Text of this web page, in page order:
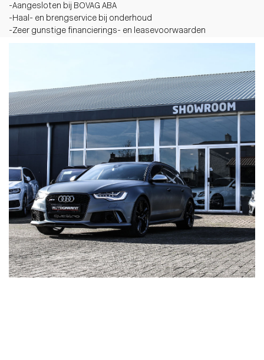
-Aangesloten bij BOVAG ABA
-Haal- en brengservice bij onderhoud
-Zeer gunstige financierings- en leasevoorwaarden